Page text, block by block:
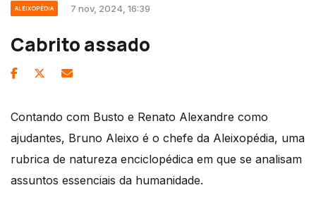
ALEIXOPÉDIA 7 nov, 2024, 16:39
Cabrito assado
Contando com Busto e Renato Alexandre como
ajudantes, Bruno Aleixo é o chefe da Aleixopédia, uma
rubrica de natureza enciclopédica em que se analisam
assuntos essenciais da humanidade.